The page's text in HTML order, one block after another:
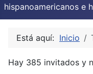
hispanoamericanos e
Está aquí: Inicio
Hay 385 invitados y